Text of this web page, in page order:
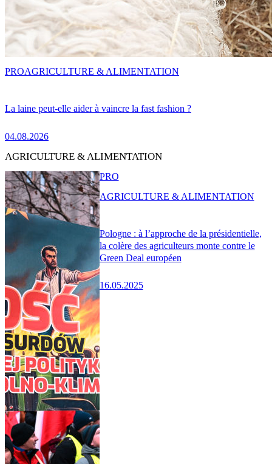
La laine peut-elle aider à vaincre la fast fashion ?
04.08.2026
PROAGRICULTURE & ALIMENTATION
AGRICULTURE & ALIMENTATION
Pologne : à l’approche de la présidentielle,
la colère des agriculteurs monte contre le
Green Deal européen
16.05.2025
PRO
AGRICULTURE & ALIMENTATION